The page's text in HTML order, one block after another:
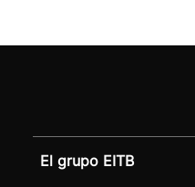
El grupo EITB